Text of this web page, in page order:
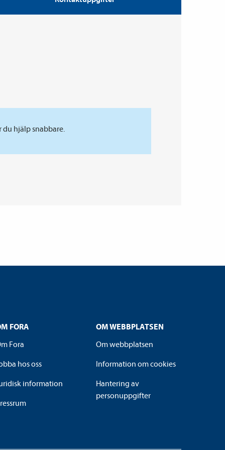
hjälp snabbare.
FORA
Fora
hos oss
information
OM WEBBPLATSEN
Om webbplatsen
Information om cookies
Hantering av
personuppgifter